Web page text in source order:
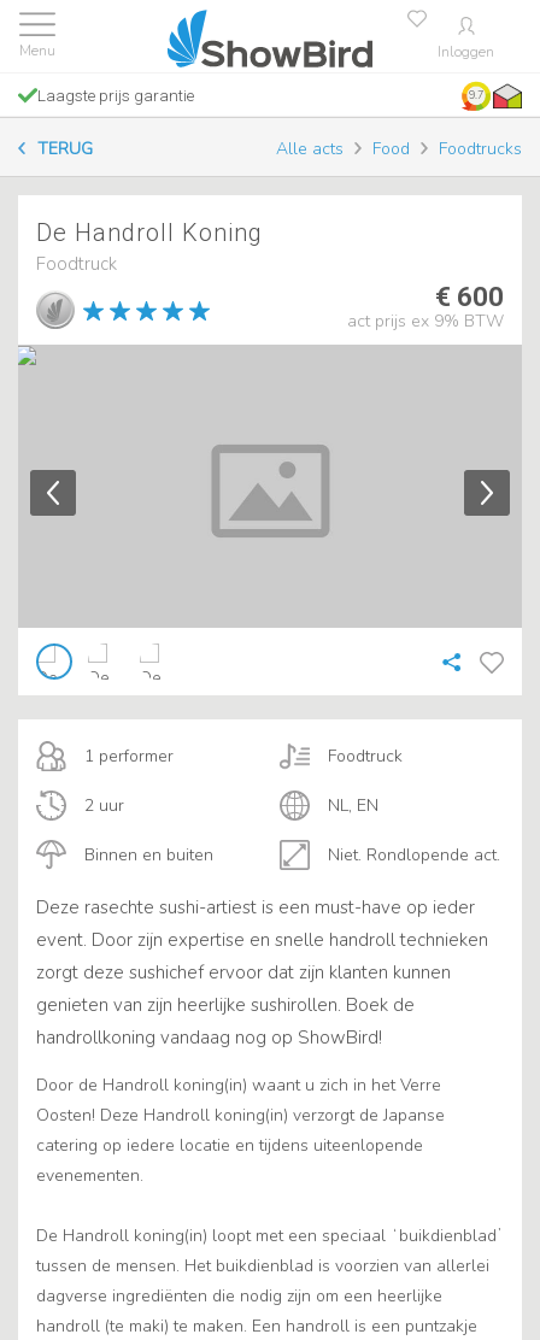
Inloggen
Laagste prijs garantie 9.7
TERUG Alle acts Food Foodtrucks
De Handroll Koning
Foodtruck
€ 600
act prijs ex 9% BTW
1 performer
Binnen en buiten
Foodtruck
2 uur
Niet. Rondlopende act.
NL, EN
Deze rasechte sushi-artiest is een must-have op ieder
event. Door zijn expertise en snelle handroll technieken
zorgt deze sushichef ervoor dat zijn klanten kunnen
genieten van zijn heerlijke sushirollen. Boek de
handrollkoning vandaag nog op ShowBird!
Door de Handroll koning(in) waant u zich in het Verre
Oosten! Deze Handroll koning(in) verzorgt de Japanse
catering op iedere locatie en tijdens uiteenlopende
evenementen.
De Handroll koning(in) loopt met een speciaal ʻbuikdienbladʼ
tussen de mensen. Het buikdienblad is voorzien van allerlei
dagverse ingrediënten die nodig zijn om een heerlijke
handroll (te maki) te maken. Een handroll is een puntzakje